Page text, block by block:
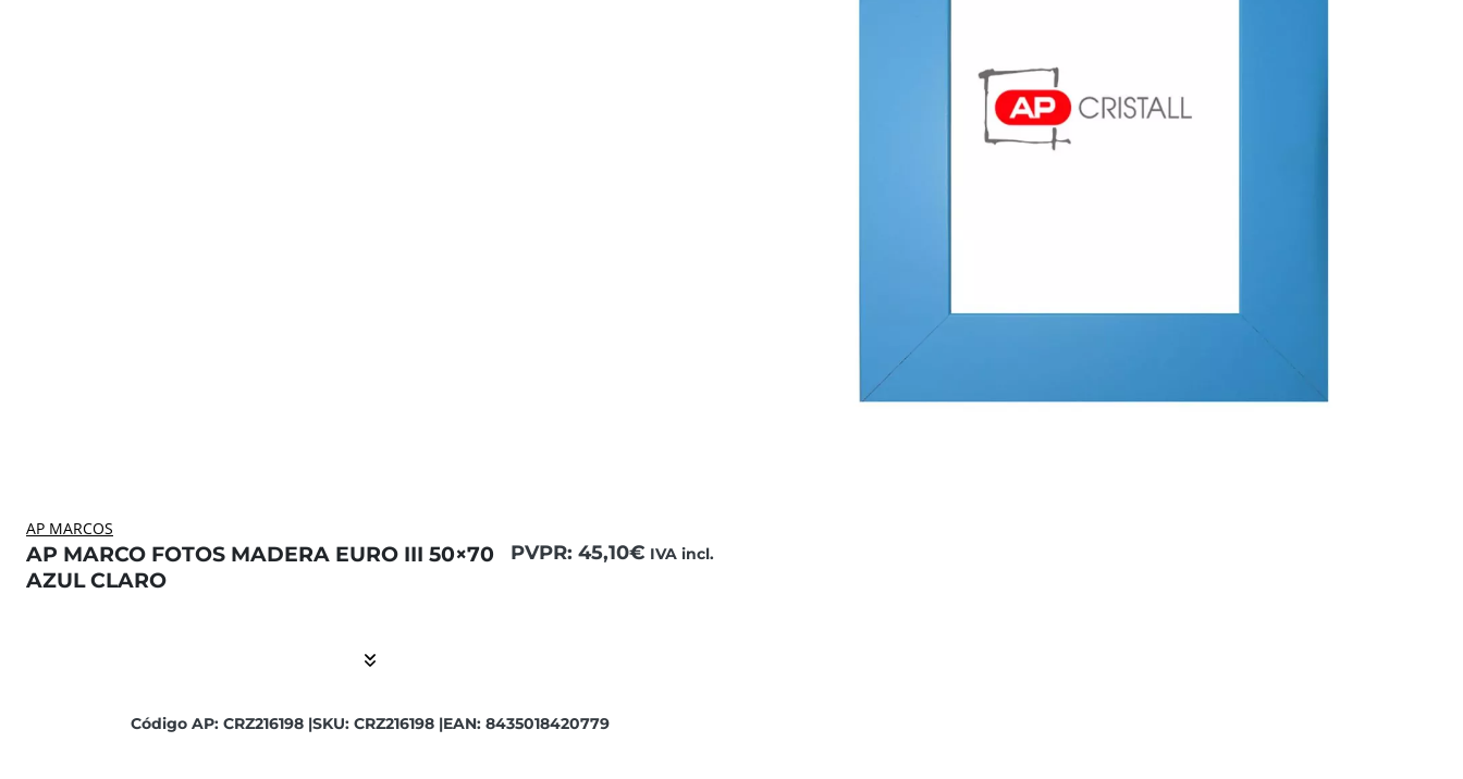
AP MARCOS
AP MARCO FOTOS MADERA EURO III 50×70
AZUL CLARO
PVPR: 45,10€ IVA incl.
Código AP: CRZ216198 |SKU: CRZ216198 |EAN: 8435018420779